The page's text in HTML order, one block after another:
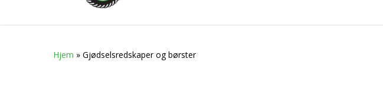
Hjem » Gjødselsredskaper og børster